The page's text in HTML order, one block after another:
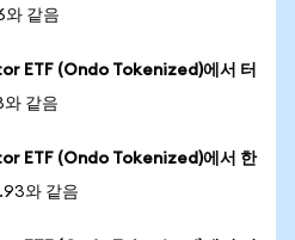
와 같음
ETF (Ondo Tokenized)에서 터
와 같음
ETF (Ondo Tokenized)에서 한
와 같음